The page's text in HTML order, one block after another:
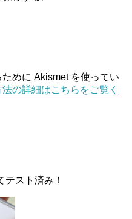
めに Akismet を使ってい
の詳細はこちらをご覧く
スト済み！